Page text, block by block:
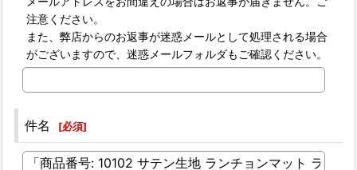
注意ください。
また、弊店からのお返事が迷惑メールとして処理される場合
がございますので、迷惑メールフォルダもご確認ください。
件名 [必須]